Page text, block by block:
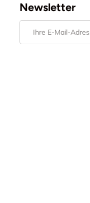
Newsletter